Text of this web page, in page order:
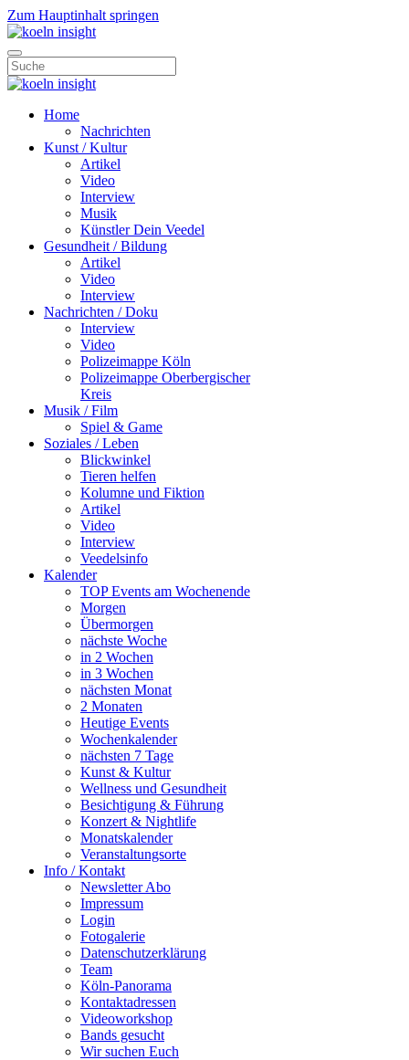
Zum Hauptinhalt springen
Home
Nachrichten
Kunst / Kultur
Artikel
Video
Interview
Musik
Künstler Dein Veedel
Gesundheit / Bildung
Artikel
Video
Interview
Nachrichten / Doku
Interview
Video
Polizeimappe Köln
Polizeimappe Oberbergischer
Kreis
Musik / Film
Spiel & Game
Soziales / Leben
Blickwinkel
Tieren helfen
Kolumne und Fiktion
Artikel
Video
Interview
Veedelsinfo
Kalender
TOP Events am Wochenende
Morgen
Übermorgen
nächste Woche
in 2 Wochen
in 3 Wochen
nächsten Monat
2 Monaten
Heutige Events
Wochenkalender
nächsten 7 Tage
Kunst & Kultur
Wellness und Gesundheit
Besichtigung & Führung
Konzert & Nightlife
Monatskalender
Veranstaltungsorte
Info / Kontakt
Newsletter Abo
Impressum
Login
Fotogalerie
Datenschutzerklärung
Team
Köln-Panorama
Kontaktadressen
Videoworkshop
Bands gesucht
Wir suchen Euch